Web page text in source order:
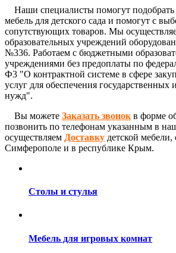
Наши специалисты помогут
мебель для детского сада и помогут с
сопутствующих товаров. Мы
образовательных учреждений
№336. Работаем с бюджетными
учреждениями без предоплаты по
Ф3 "О контрактной системе в сфере
услуг для обеспечения
нужд".
Вы можете Заказать звонок в форме
позвонить по телефонам указанным в
осуществляем Доставку детской мебели,
Симферополе и в республике Крым.
Столы и стулья
Мебель для игровых комнат